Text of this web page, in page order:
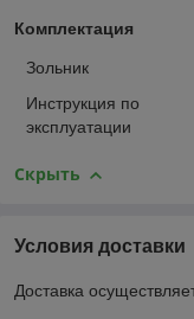
Комплектация
Зольник
Инструкция по
эксплуатации
Скрыть
Условия доставки
Доставка